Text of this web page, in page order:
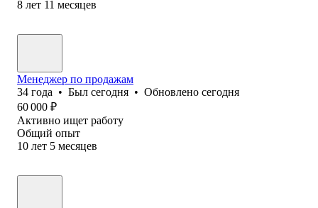
8 лет 11 месяцев
Менеджер по продажам
34 года • Был сегодня • Обновлено сегодня
60 000 ₽
Активно ищет работу
Общий опыт
10 лет 5 месяцев